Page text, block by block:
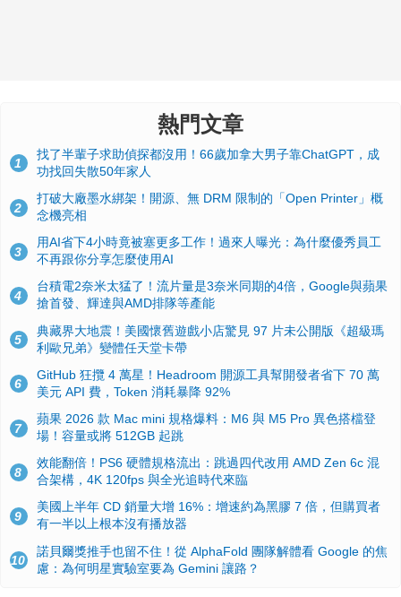
熱門文章
1
找了半輩子求助偵探都沒用！66歲加拿大男子靠ChatGPT，成
功找回失散50年家人
2
打破大廠墨水綁架！開源、無 DRM 限制的「Open Printer」概
念機亮相
3
用AI省下4小時竟被塞更多工作！過來人曝光：為什麼優秀員工
不再跟你分享怎麼使用AI
4
台積電2奈米太猛了！流片量是3奈米同期的4倍，Google與蘋果
搶首發、輝達與AMD排隊等產能
5
典藏界大地震！美國懷舊遊戲小店驚見 97 片未公開版《超級瑪
利歐兄弟》變體任天堂卡帶
6
GitHub 狂攬 4 萬星！Headroom 開源工具幫開發者省下 70 萬
美元 API 費，Token 消耗暴降 92%
7
蘋果 2026 款 Mac mini 規格爆料：M6 與 M5 Pro 異色搭檔登
場！容量或將 512GB 起跳
8
效能翻倍！PS6 硬體規格流出：跳過四代改用 AMD Zen 6c 混
合架構，4K 120fps 與全光追時代來臨
9
美國上半年 CD 銷量大增 16%：增速約為黑膠 7 倍，但購買者
有一半以上根本沒有播放器
10
諾貝爾獎推手也留不住！從 AlphaFold 團隊解體看 Google 的焦
慮：為何明星實驗室要為 Gemini 讓路？